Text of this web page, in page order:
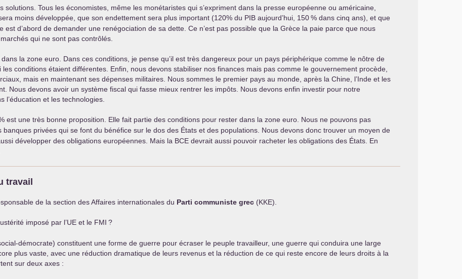
Tous les économistes, même les monétaristes qui s’expriment dans la presse européenne ou américaine,
moins développée, que son endettement sera plus important (120% du PIB aujourd’hui, 150% dans cinq ans), et que
est d’abord de demander une renégociation de sa dette. Ce n’est pas possible que la Grèce la paie parce que nous
qui ne sont pas contrôlés.
la zone euro. Dans ces conditions, je pense qu’il est très dangereux pour un pays périphérique comme le nôtre de
conditions étaient différentes. Enfin, nous devons stabiliser nos finances mais pas comme le gouvernement procède,
mais en maintenant ses dépenses militaires. Nous sommes le premier pays au monde, après la Chine, l’Inde et les
Nous devons avoir un système fiscal qui fasse mieux rentrer les impôts. Nous devons enfin investir pour notre
et les technologies.
est une très bonne proposition. Elle fait partie des conditions pour rester dans la zone euro. Nous ne pouvons pas
banques privées qui se font du bénéfice sur le dos des États et des populations. Nous devons donc trouver un moyen de
développer des obligations européennes. Mais la BCE devrait aussi pouvoir racheter les obligations des États. En
travail
de la section des Affaires internationales du Parti communiste grec (KKE).
imposé par l’UE et le FMI ?
démocrate) constituent une forme de guerre pour écraser le peuple travailleur, une guerre qui conduira une large
plus vaste, avec une réduction dramatique de leurs revenus et la réduction de ce qui reste encore de leurs droits à la
sur deux axes :